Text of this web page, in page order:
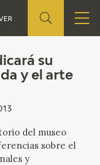
su
y el arte
del museo
sobre el
y
EN MEDIOS FGA El